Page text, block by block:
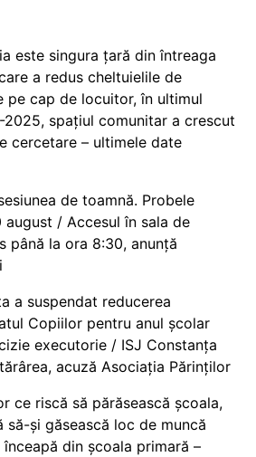
este singura țară din întreaga
a redus cheltuielile de
pe cap de locuitor, în ultimul
2025, spațiul comunitar a crescut
cercetare – ultimele date
de toamnă. Probele
august / Accesul în sala de
până la ora 8:30, anunță
a suspendat reducerea
Copiilor pentru anul școlar
executorie / ISJ Constanța
acuză Asociația Părinților
ce riscă să părăsească școala,
să-și găsească loc de muncă
din școala primară –